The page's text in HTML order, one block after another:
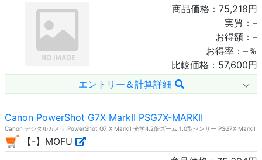
商品価格： 75,218円
実質： –
お得額： –
お得率： –％
比較価格： 57,600円
エントリー＆計算詳細
Canon PowerShot G7X MarkII PSG7X-MARKII
Canon デジタルカメラ PowerShot G7 X MarkII 光学4.2倍ズーム 1.0型センサー PSG7X MarkII
【-】MOFU